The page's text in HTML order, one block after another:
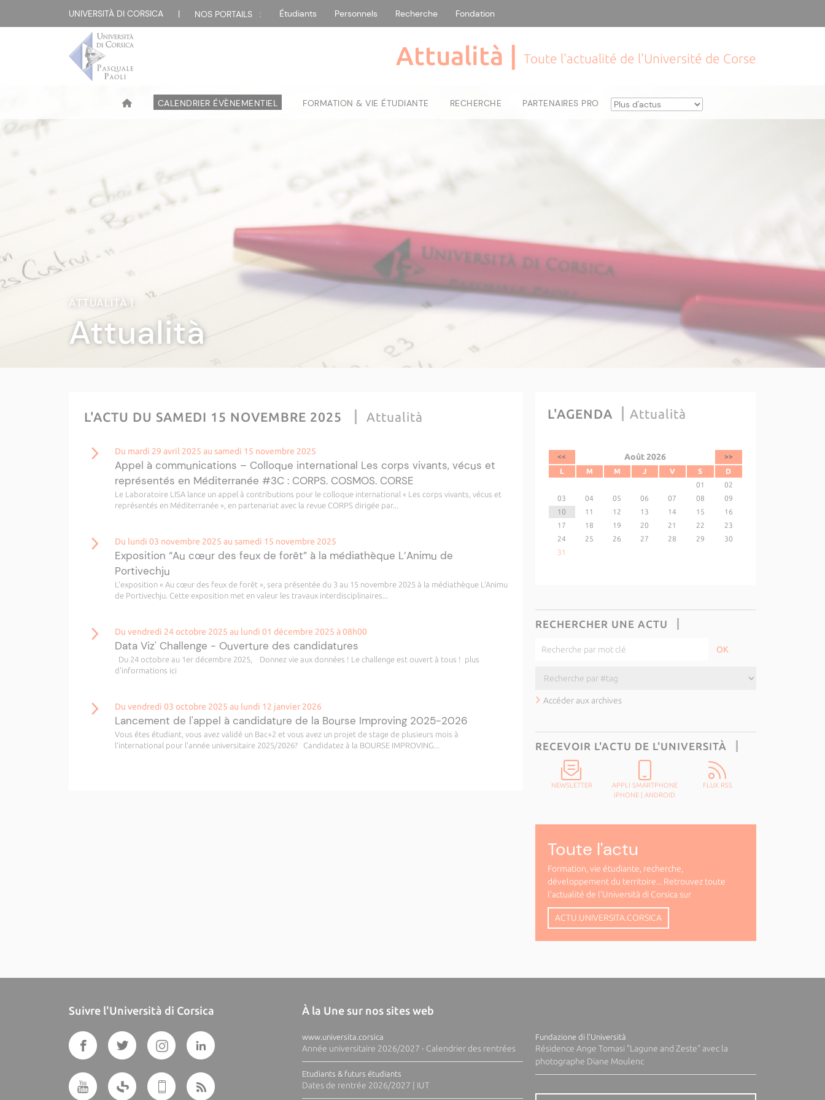
UNIVERSITÀ DI CORSICA | NOS PORTAILS : Étudiants Personnels Recherche Fondation
Attualità | Toute l'actualité de l'Université de Corse
CALENDRIER ÉVÈNEMENTIEL FORMATION & VIE ÉTUDIANTE RECHERCHE PARTENAIRES PRO
ATTUALITÀ |
Attualità
L'ACTU DU SAMEDI 15 NOVEMBRE 2025 Attualità
Du mardi 29 avril 2025 au samedi 15 novembre 2025
Appel à communications – Colloque international Les corps vivants, vécus et
représentés en Méditerranée #3C : CORPS. COSMOS. CORSE
Le Laboratoire LISA lance un appel à contributions pour le colloque international « Les corps vivants, vécus et
représentés en Méditerranée », en partenariat avec la revue CORPS dirigée par...
Du lundi 03 novembre 2025 au samedi 15 novembre 2025
Exposition “Au cœur des feux de forêt” à la médiathèque L’Animu de
Portivechju
L’exposition « Au cœur des feux de forêt », sera présentée du 3 au 15 novembre 2025 à la médiathèque L’Animu
de Portivechju. Cette exposition met en valeur les travaux interdisciplinaires...
Du vendredi 24 octobre 2025 au lundi 01 décembre 2025 à 08h00
Data Viz' Challenge - Ouverture des candidatures
Du 24 octobre au 1er décembre 2025, Donnez vie aux données ! Le challenge est ouvert à tous ! plus
d'informations ici
Du vendredi 03 octobre 2025 au lundi 12 janvier 2026
Lancement de l'appel à candidature de la Bourse Improving 2025-2026
Vous êtes étudiant, vous avez validé un Bac+2 et vous avez un projet de stage de plusieurs mois à
l’international pour l’année universitaire 2025/2026? Candidatez à la BOURSE IMPROVING...
L'AGENDA Attualità
<< Août 2026
>>
L
M M J V S
D
01
02
03
04 05 06 07 08
09
10
11 12 13 14 15
16
17
18 19 20 21 22
23
24
25 26 27 28 29
30
31
RECHERCHER UNE ACTU
Accéder aux archives
RECEVOIR L'ACTU DE L'UNIVERSITÀ
NEWSLETTER
APPLI SMARTPHONE
IPHONE |ANDROID
FLUX RSS
Toute l'actu
Formation, vie étudiante, recherche,
développement du territoire... Retrouvez toute
l'actualité de l'Università di Corsica sur
ACTU.UNIVERSITA.CORSICA
Suivre l'Università di Corsica À la Une sur nos sites web
www.universita.corsica
Année universitaire 2026/2027 - Calendrier des rentrées
Etudiants & futurs étudiants
Dates de rentrée 2026/2027 | IUT
Fundazione di l'Università
Résidence Ange Tomasi "Lagune and Zeste" avec la
photographe Diane Moulenc